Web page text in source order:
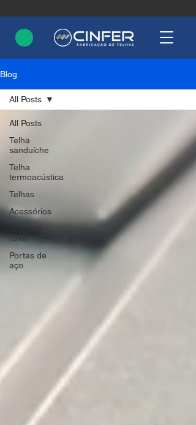
Blog
All Posts
Telha
sanduíche
Telha
termoacústica
Telhas
Acessórios
rufos
Portas de
aço
All Posts